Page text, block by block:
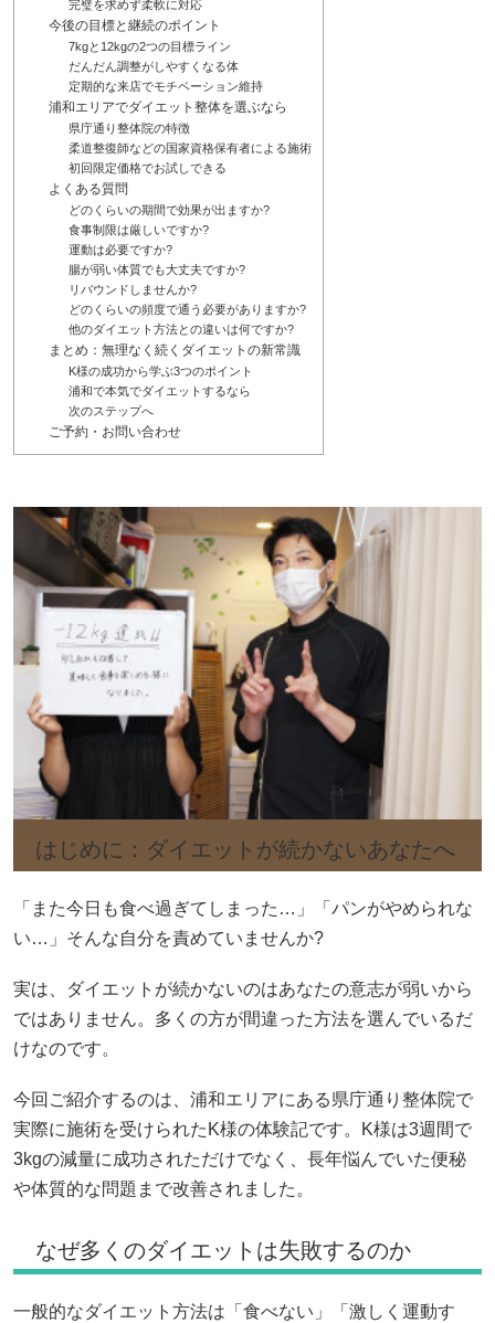
完璧を求めず柔軟に対応
今後の目標と継続のポイント
7kgと12kgの2つの目標ライン
だんだん調整がしやすくなる体
定期的な来店でモチベーション維持
浦和エリアでダイエット整体を選ぶなら
県庁通り整体院の特徴
柔道整復師などの国家資格保有者による施術
初回限定価格でお試しできる
よくある質問
どのくらいの期間で効果が出ますか?
食事制限は厳しいですか?
運動は必要ですか?
腸が弱い体質でも大丈夫ですか?
リバウンドしませんか?
どのくらいの頻度で通う必要がありますか?
他のダイエット方法との違いは何ですか?
まとめ：無理なく続くダイエットの新常識
K様の成功から学ぶ3つのポイント
浦和で本気でダイエットするなら
次のステップへ
ご予約・お問い合わせ
はじめに：ダイエットが続かないあなたへ
「また今日も食べ過ぎてしまった…」「パンがやめられな
い…」そんな自分を責めていませんか?
実は、ダイエットが続かないのはあなたの意志が弱いから
ではありません。多くの方が間違った方法を選んでいるだ
けなのです。
今回ご紹介するのは、浦和エリアにある県庁通り整体院で
実際に施術を受けられたK様の体験記です。K様は3週間で
3kgの減量に成功されただけでなく、長年悩んでいた便秘
や体質的な問題まで改善されました。
なぜ多くのダイエットは失敗するのか
一般的なダイエット方法は「食べない」「激しく運動す